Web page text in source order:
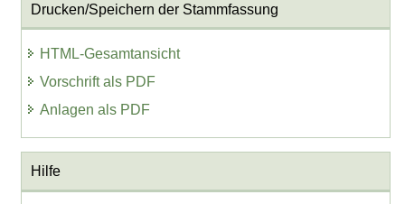
Drucken/Speichern der Stammfassung
HTML-Gesamtansicht
Vorschrift als PDF
Anlagen als PDF
Hilfe